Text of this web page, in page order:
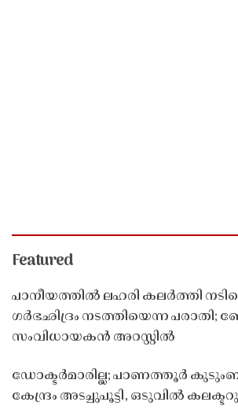
Featured
പാനീയത്തിൽ ലഹരി കലർത്തി നടിയെ
ഗർഭഛിദ്രം നടത്തിയെന്ന
സംവിധായകൻ അറസ്റ്റിൽ
ഡോക്ടർമാരില്ല; പാണത്തൂർ
കേന്ദ്രം അടച്ചുപൂട്ടി, ഒടുവിൽ